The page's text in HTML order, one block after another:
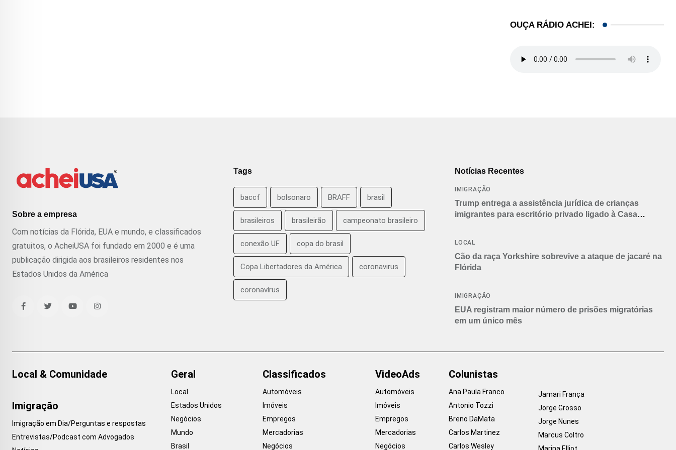
OUÇA RÁDIO ACHEI:
Sobre a empresa
Com notícias da Flórida, EUA e mundo, e classificados
gratuitos, o AcheiUSA foi fundado em 2000 e é uma
publicação dirigida aos brasileiros residentes nos
Estados Unidos da América
Tags
baccf bolsonaro BRAFF brasil
brasileiros brasileirão campeonato brasileiro
conexão UF copa do brasil
Copa Libertadores da América coronavirus
coronavírus
Notícias Recentes
IMIGRAÇÃO
Trump entrega a assistência jurídica de crianças
imigrantes para escritório privado ligado à Casa
LOCAL
Cão da raça Yorkshire sobrevive a ataque de jacaré na
Flórida
IMIGRAÇÃO
EUA registram maior número de prisões migratórias
em um único mês
Local & Comunidade
Imigração
Imigração em Dia/Perguntas e respostas
Entrevistas/Podcast com Advogados
Geral
Local
Estados Unidos
Negócios
Mundo
Brasil
Classificados
Automóveis
Imóveis
Empregos
Mercadorias
Negócios
VideoAds
Automóveis
Imóveis
Empregos
Mercadorias
Negócios
Colunistas
Ana Paula Franco
Antonio Tozzi
Breno DaMata
Carlos Martinez
Carlos Wesley
Jamari França
Jorge Grosso
Jorge Nunes
Marcus Coltro